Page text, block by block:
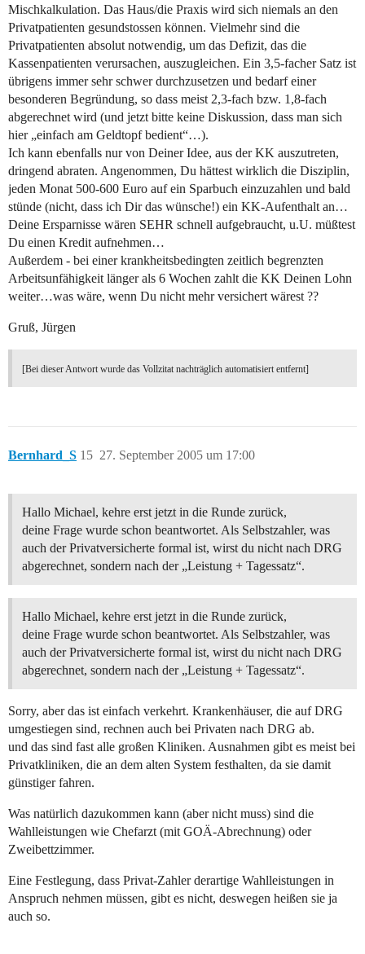
Mischkalkulation. Das Haus/die Praxis wird sich niemals an den
Privatpatienten gesundstossen können. Vielmehr sind die
Privatpatienten absolut notwendig, um das Defizit, das die
Kassenpatienten verursachen, auszugleichen. Ein 3,5-facher Satz ist
übrigens immer sehr schwer durchzusetzen und bedarf einer
besonderen Begründung, so dass meist 2,3-fach bzw. 1,8-fach
abgerechnet wird (und jetzt bitte keine Diskussion, dass man sich
hier „einfach am Geldtopf bedient“…).
Ich kann ebenfalls nur von Deiner Idee, aus der KK auszutreten,
dringend abraten. Angenommen, Du hättest wirklich die Disziplin,
jeden Monat 500-600 Euro auf ein Sparbuch einzuzahlen und bald
stünde (nicht, dass ich Dir das wünsche!) ein KK-Aufenthalt an…
Deine Ersparnisse wären SEHR schnell aufgebraucht, u.U. müßtest
Du einen Kredit aufnehmen…
Außerdem - bei einer krankheitsbedingten zeitlich begrenzten
Arbeitsunfähigkeit länger als 6 Wochen zahlt die KK Deinen Lohn
weiter…was wäre, wenn Du nicht mehr versichert wärest ??
Gruß, Jürgen
[Bei dieser Antwort wurde das Vollzitat nachträglich automatisiert entfernt]
Bernhard_S 27. September 2005 um 17:00
15
Hallo Michael, kehre erst jetzt in die Runde zurück,
deine Frage wurde schon beantwortet. Als Selbstzahler, was
auch der Privatversicherte formal ist, wirst du nicht nach DRG
abgerechnet, sondern nach der „Leistung + Tagessatz“.
Hallo Michael, kehre erst jetzt in die Runde zurück,
deine Frage wurde schon beantwortet. Als Selbstzahler, was
auch der Privatversicherte formal ist, wirst du nicht nach DRG
abgerechnet, sondern nach der „Leistung + Tagessatz“.
Sorry, aber das ist einfach verkehrt. Krankenhäuser, die auf DRG
umgestiegen sind, rechnen auch bei Privaten nach DRG ab.
und das sind fast alle großen Kliniken. Ausnahmen gibt es meist bei
Privatkliniken, die an dem alten System festhalten, da sie damit
günstiger fahren.
Was natürlich dazukommen kann (aber nicht muss) sind die
Wahlleistungen wie Chefarzt (mit GOÄ-Abrechnung) oder
Zweibettzimmer.
Eine Festlegung, dass Privat-Zahler derartige Wahlleistungen in
Anspruch nehmen müssen, gibt es nicht, deswegen heißen sie ja
auch so.